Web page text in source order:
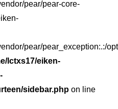
pear/pear-core-
pear/pear_exception:.:/
lctxs17/eiken-
sidebar.php on line